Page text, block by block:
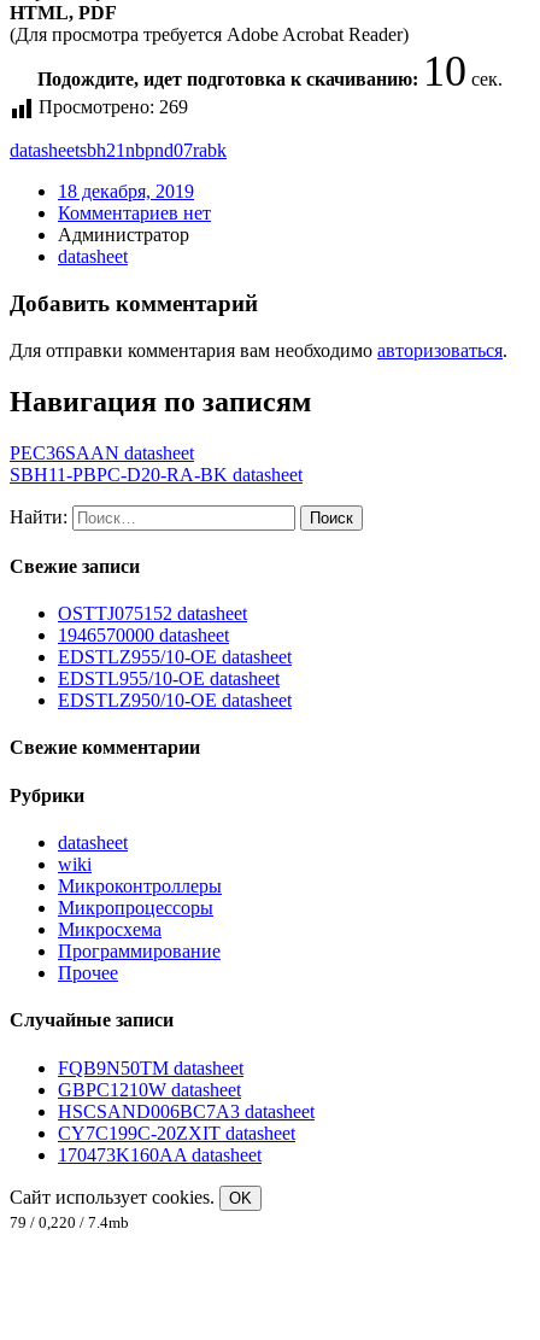
HTML, PDF
(Для просмотра требуется Adobe Acrobat Reader)
Подождите, идет подготовка к скачиванию: 10 сек.
Просмотрено: 269
datasheetsbh21nbpnd07rabk
18 декабря, 2019
Комментариев нет
Администратор
datasheet
Добавить комментарий
Для отправки комментария вам необходимо авторизоваться.
Навигация по записям
PEC36SAAN datasheet
SBH11-PBPC-D20-RA-BK datasheet
Найти:
Свежие записи
OSTTJ075152 datasheet
1946570000 datasheet
EDSTLZ955/10-OE datasheet
EDSTL955/10-OE datasheet
EDSTLZ950/10-OE datasheet
Свежие комментарии
Рубрики
datasheet
wiki
Микроконтроллеры
Микропроцессоры
Микросхема
Программирование
Прочее
Случайные записи
FQB9N50TM datasheet
GBPC1210W datasheet
HSCSAND006BC7A3 datasheet
CY7C199C-20ZXIT datasheet
170473K160AA datasheet
Сайт использует cookies.
OK
79 / 0,220 / 7.4mb